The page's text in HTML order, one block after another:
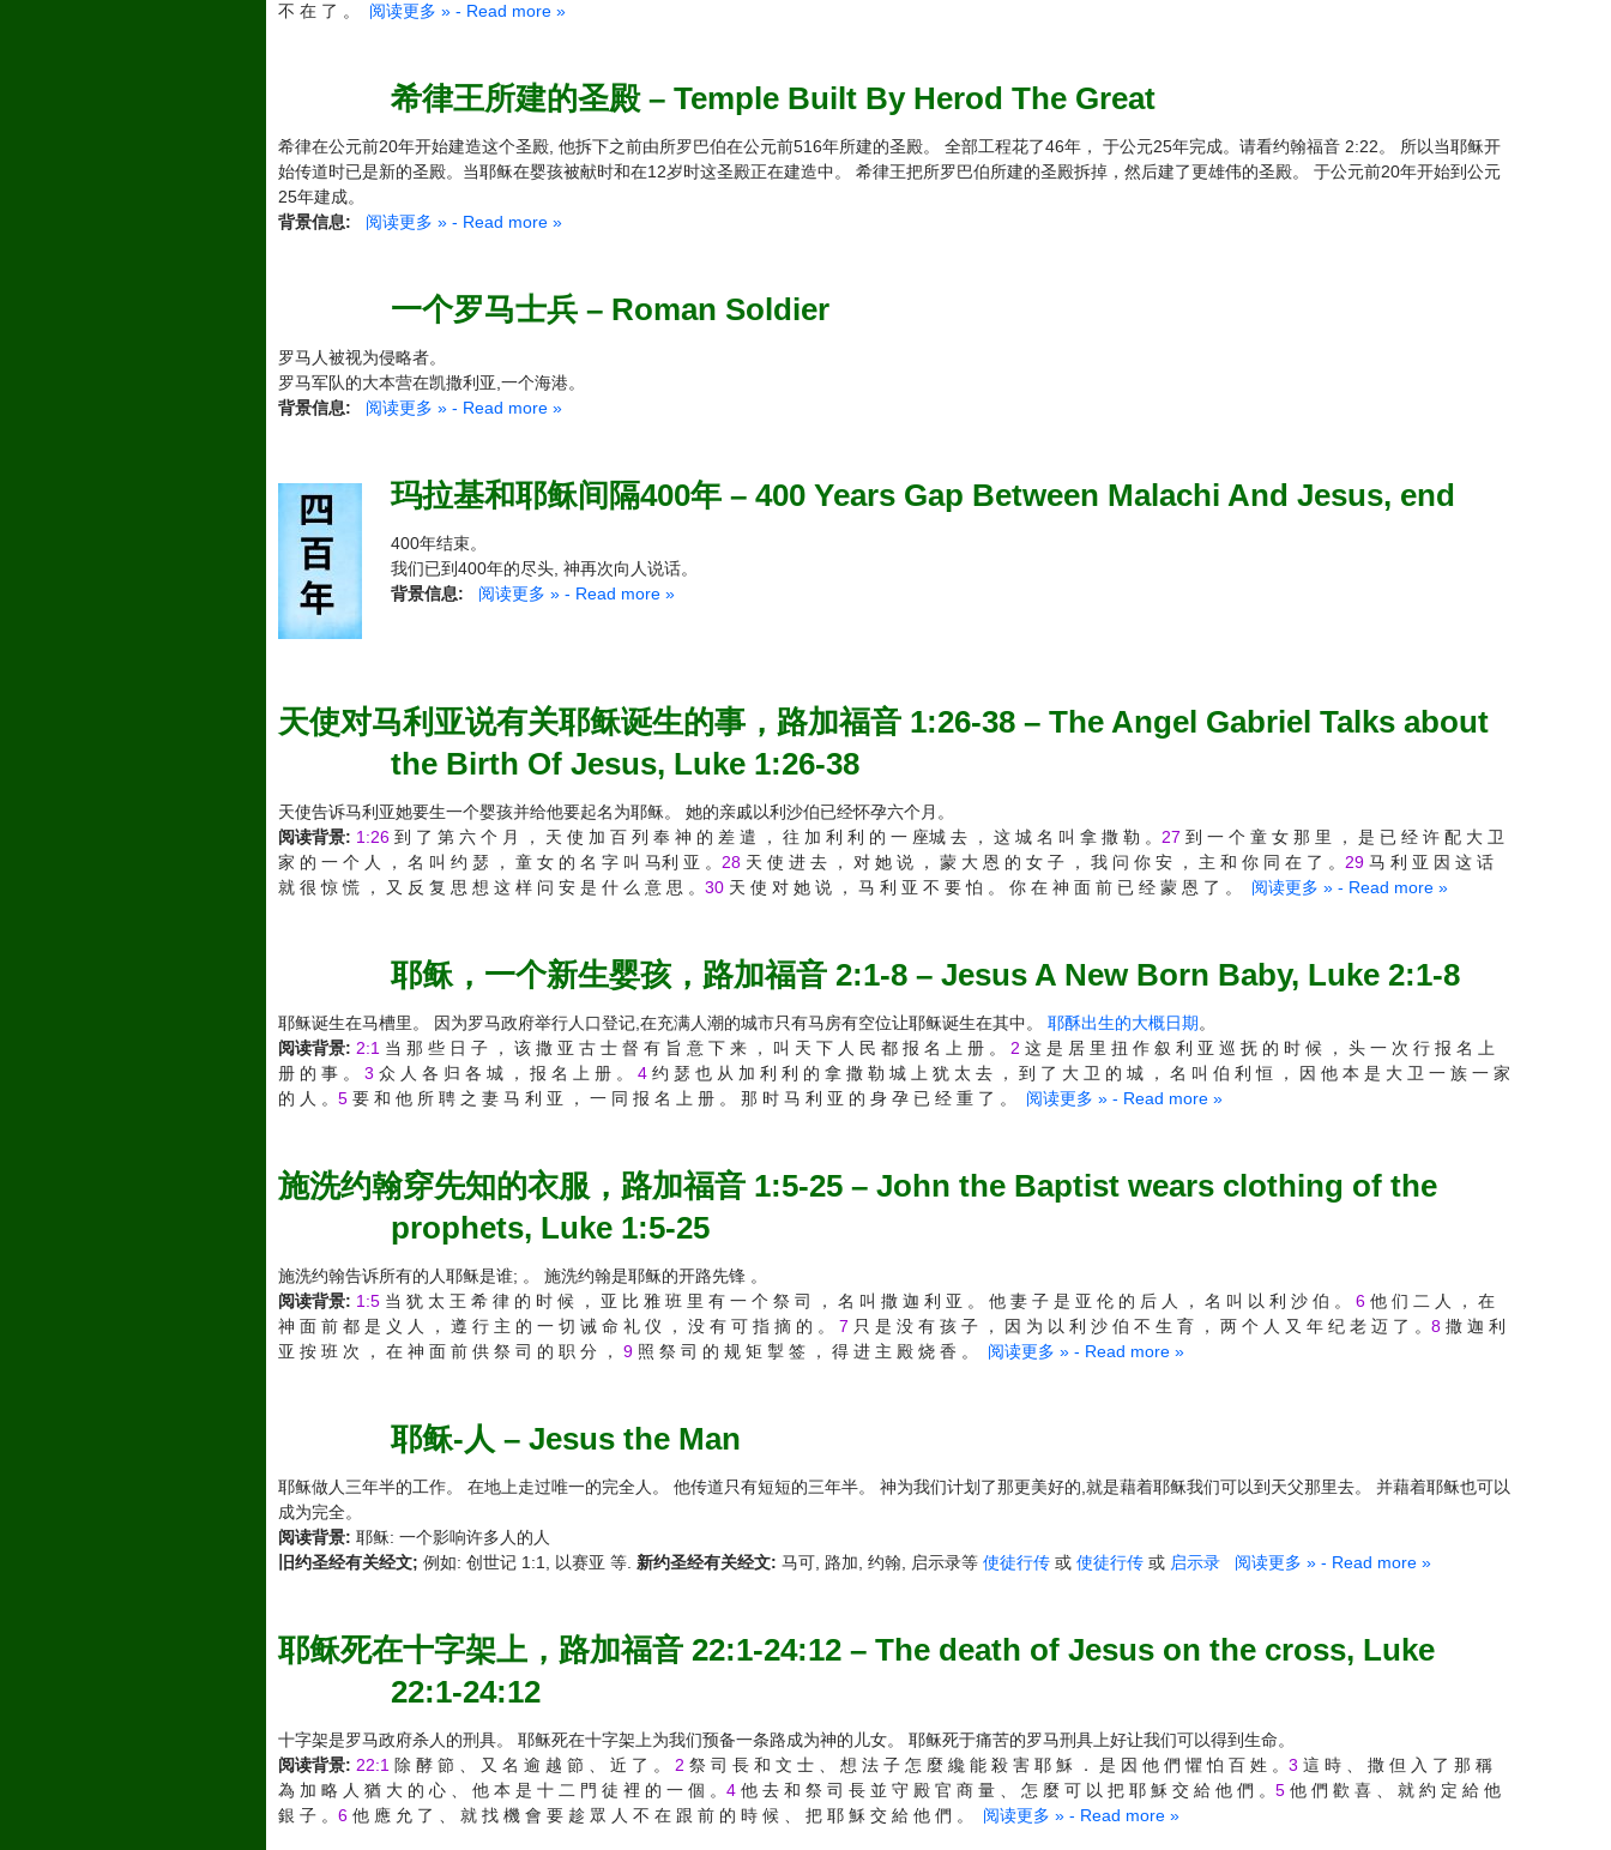
不 在 了 。
阅读更多 » - Read more »
希律王所建的圣殿 – Temple Built By Herod The Great
希律在公元前20年开始建造这个圣殿, 他拆下之前由所罗巴伯在公元前516年所建的圣殿。 全部工程花了46年， 于公元25年完成。请看约翰福音 2:22。 所以当耶稣开
始传道时已是新的圣殿。当耶稣在婴孩被献时和在12岁时这圣殿正在建造中。 希律王把所罗巴伯所建的圣殿拆掉，然后建了更雄伟的圣殿。 于公元前20年开始到公元
25年建成。
背景信息:
阅读更多 » - Read more »
一个罗马士兵 – Roman Soldier
罗马人被视为侵略者。
罗马军队的大本营在凯撒利亚,一个海港。
背景信息:
阅读更多 » - Read more »
玛拉基和耶稣间隔400年 – 400 Years Gap Between Malachi And Jesus, end
400年结束。
我们已到400年的尽头, 神再次向人说话。
背景信息:
阅读更多 » - Read more »
天使对马利亚说有关耶稣诞生的事，路加福音 1:26-38 – The Angel Gabriel Talks about
the Birth Of Jesus, Luke 1:26-38
天使告诉马利亚她要生一个婴孩并给他要起名为耶稣。 她的亲戚以利沙伯已经怀孕六个月。
阅读背景: 1:26 到 了 第 六 个 月 ， 天 使 加 百 列 奉 神 的 差 遣 ， 往 加 利 利 的 一 座城 去 ， 这 城 名 叫 拿 撒 勒 。 27 到 一 个 童 女 那 里 ， 是 已 经 许 配 大 卫
家 的 一 个 人 ， 名 叫 约 瑟 ， 童 女 的 名 字 叫 马利 亚 。 28 天 使 进 去 ， 对 她 说 ， 蒙 大 恩 的 女 子 ， 我 问 你 安 ， 主 和 你 同 在 了 。 29 马 利 亚 因 这 话
就 很 惊 慌 ， 又 反 复 思 想 这 样 问 安 是 什 么 意 思 。 30 天 使 对 她 说 ， 马 利 亚 不 要 怕 。 你 在 神 面 前 已 经 蒙 恩 了 。 阅读更多 » - Read more »
耶稣，一个新生婴孩，路加福音 2:1-8 – Jesus A New Born Baby, Luke 2:1-8
耶稣诞生在马槽里。 因为罗马政府举行人口登记,在充满人潮的城市只有马房有空位让耶稣诞生在其中。 耶酥出生的大概日期。
阅读背景: 2:1 当 那 些 日 子 ， 该 撒 亚 古 士 督 有 旨 意 下 来 ， 叫 天 下 人 民 都 报 名 上 册 。 2 这 是 居 里 扭 作 叙 利 亚 巡 抚 的 时 候 ， 头 一 次 行 报 名 上
册 的 事 。 3 众 人 各 归 各 城 ， 报 名 上 册 。 4 约 瑟 也 从 加 利 利 的 拿 撒 勒 城 上 犹 太 去 ， 到 了 大 卫 的 城 ， 名 叫 伯 利 恒 ， 因 他 本 是 大 卫 一 族 一 家
的 人 。 5 要 和 他 所 聘 之 妻 马 利 亚 ， 一 同 报 名 上 册 。 那 时 马 利 亚 的 身 孕 已 经 重 了 。 阅读更多 » - Read more »
施洗约翰穿先知的衣服，路加福音 1:5-25 – John the Baptist wears clothing of the
prophets, Luke 1:5-25
施洗约翰告诉所有的人耶稣是谁; 。 施洗约翰是耶稣的开路先锋 。
阅读背景: 1:5 当 犹 太 王 希 律 的 时 候 ， 亚 比 雅 班 里 有 一 个 祭 司 ， 名 叫 撒 迦 利 亚 。 他 妻 子 是 亚 伦 的 后 人 ， 名 叫 以 利 沙 伯 。 6 他 们 二 人 ， 在
神 面 前 都 是 义 人 ， 遵 行 主 的 一 切 诫 命 礼 仪 ， 没 有 可 指 摘 的 。 7 只 是 没 有 孩 子 ， 因 为 以 利 沙 伯 不 生 育 ， 两 个 人 又 年 纪 老 迈 了 。 8 撒 迦 利
亚 按 班 次 ， 在 神 面 前 供 祭 司 的 职 分 ， 9 照 祭 司 的 规 矩 掣 签 ， 得 进 主 殿 烧 香 。 阅读更多 » - Read more »
耶稣-人 – Jesus the Man
耶稣做人三年半的工作。 在地上走过唯一的完全人。 他传道只有短短的三年半。 神为我们计划了那更美好的,就是藉着耶稣我们可以到天父那里去。 并藉着耶稣也可以
成为完全。
阅读背景: 耶稣: 一个影响许多人的人
旧约圣经有关经文; 例如: 创世记 1:1, 以赛亚 等. 新约圣经有关经文: 马可, 路加, 约翰, 启示录等 使徒行传 或 使徒行传 或 启示录 阅读更多 » - Read more »
耶稣死在十字架上，路加福音 22:1-24:12 – The death of Jesus on the cross, Luke
22:1-24:12
十字架是罗马政府杀人的刑具。 耶稣死在十字架上为我们预备一条路成为神的儿女。 耶稣死于痛苦的罗马刑具上好让我们可以得到生命。
阅读背景: 22:1 除 酵 節 、 又 名 逾 越 節 、 近 了 。 2 祭 司 長 和 文 士 、 想 法 子 怎 麼 纔 能 殺 害 耶 穌 ． 是 因 他 們 懼 怕 百 姓 。 3 這 時 、 撒 但 入 了 那 稱
為 加 略 人 猶 大 的 心 、 他 本 是 十 二 門 徒 裡 的 一 個 。 4 他 去 和 祭 司 長 並 守 殿 官 商 量 、 怎 麼 可 以 把 耶 穌 交 給 他 們 。 5 他 們 歡 喜 、 就 約 定 給 他
銀 子 。 6 他 應 允 了 、 就 找 機 會 要 趁 眾 人 不 在 跟 前 的 時 候 、 把 耶 穌 交 給 他 們 。 阅读更多 » - Read more »